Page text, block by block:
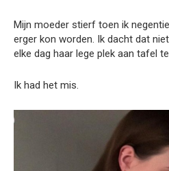
Mijn moeder stierf toen ik
erger kon worden. Ik dacht dat
elke dag haar lege plek aan tafel
Ik had het mis.